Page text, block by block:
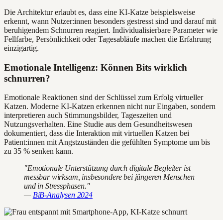
Die Architektur erlaubt es, dass eine KI-Katze beispielsweise
erkennt, wann Nutzer:innen besonders gestresst sind und darauf mit
beruhigendem Schnurren reagiert. Individualisierbare Parameter wie
Fellfarbe, Persönlichkeit oder Tagesabläufe machen die Erfahrung
einzigartig.
Emotionale Intelligenz: Können Bits wirklich
schnurren?
Emotionale Reaktionen sind der Schlüssel zum Erfolg virtueller
Katzen. Moderne KI-Katzen erkennen nicht nur Eingaben, sondern
interpretieren auch Stimmungsbilder, Tageszeiten und
Nutzungsverhalten. Eine Studie aus dem Gesundheitswesen
dokumentiert, dass die Interaktion mit virtuellen Katzen bei
Patient:innen mit Angstzuständen die gefühlten Symptome um bis
zu 35 % senken kann.
"Emotionale Unterstützung durch digitale Begleiter ist
messbar wirksam, insbesondere bei jüngeren Menschen
und in Stressphasen."
— BiB-Analysen 2024